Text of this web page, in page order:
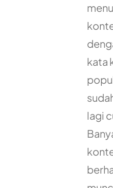
kata
lagi